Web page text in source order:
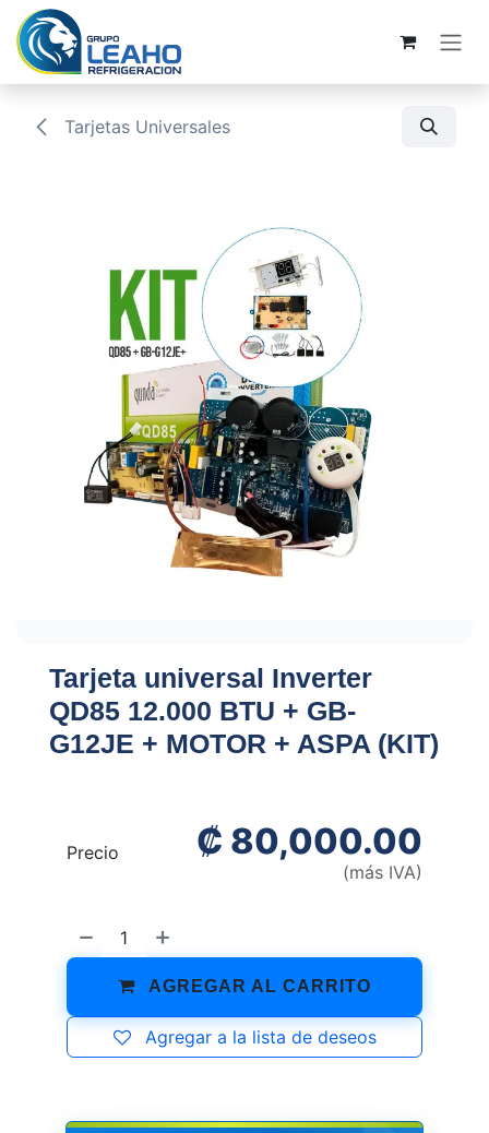
Ir al contenido
Tarjetas Universales
Tarjeta universal Inverter
QD85 12.000 BTU + GB-
G12JE + MOTOR + ASPA (KIT)
AGREGAR AL CARRITO
Agregar a la lista de deseos
Precio ₡ 80,000.00
(más IVA)